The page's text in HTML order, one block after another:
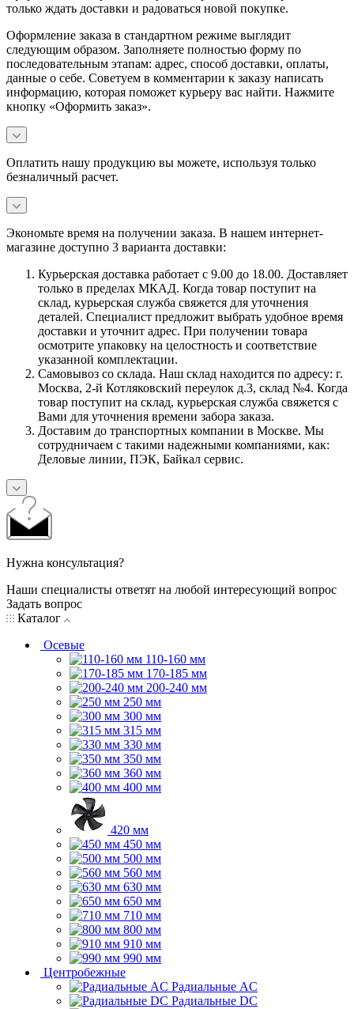
только ждать доставки и радоваться новой покупке.
Оформление заказа в стандартном режиме выглядит
следующим образом. Заполняете полностью форму по
последовательным этапам: адрес, способ доставки, оплаты,
данные о себе. Советуем в комментарии к заказу написать
информацию, которая поможет курьеру вас найти. Нажмите
кнопку «Оформить заказ».
Оплатить нашу продукцию вы можете, используя только
безналичный расчет.
Экономьте время на получении заказа. В нашем интернет-
магазине доступно 3 варианта доставки:
Курьерская доставка работает с 9.00 до 18.00. Доставляет
только в пределах МКАД. Когда товар поступит на
склад, курьерская служба свяжется для уточнения
деталей. Специалист предложит выбрать удобное время
доставки и уточнит адрес. При получении товара
осмотрите упаковку на целостность и соответствие
указанной комплектации.
Самовывоз со склада. Наш склад находится по адресу: г.
Москва, 2-й Котляковский переулок д.3, склад №4. Когда
товар поступит на склад, курьерская служба свяжется с
Вами для уточнения времени забора заказа.
Доставим до транспортных компании в Москве. Мы
сотрудничаем с такими надежными компаниями, как:
Деловые линии, ПЭК, Байкал сервис.
Нужна консультация?
Наши специалисты ответят на любой интересующий вопрос
Задать вопрос
Каталог
Осевые
110-160 мм
170-185 мм
200-240 мм
250 мм
300 мм
315 мм
330 мм
350 мм
360 мм
400 мм
420 мм
450 мм
500 мм
560 мм
630 мм
650 мм
710 мм
800 мм
910 мм
990 мм
Центробежные
Радиальные AC
Радиальные DC